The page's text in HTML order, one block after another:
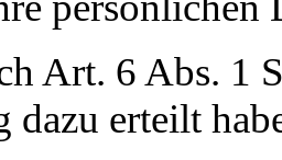
Art. 6 Abs. 1
erteilt